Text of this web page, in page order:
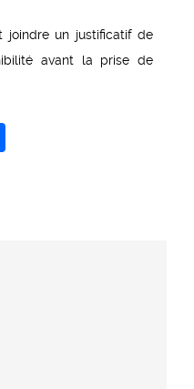
joindre un justificatif de
avant la prise de